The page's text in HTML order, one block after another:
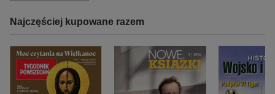
Najczęściej kupowane razem